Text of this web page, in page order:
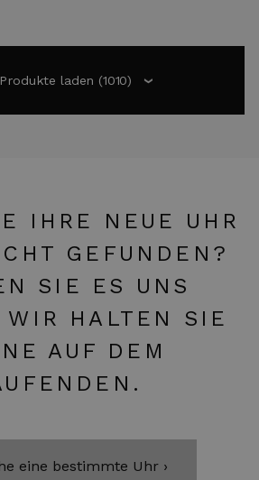
laden (1010) ›
IHRE NEUE UHR
GEFUNDEN?
SIE ES UNS
WIR HALTEN SIE
AUF DEM
eine bestimmte Uhr ›